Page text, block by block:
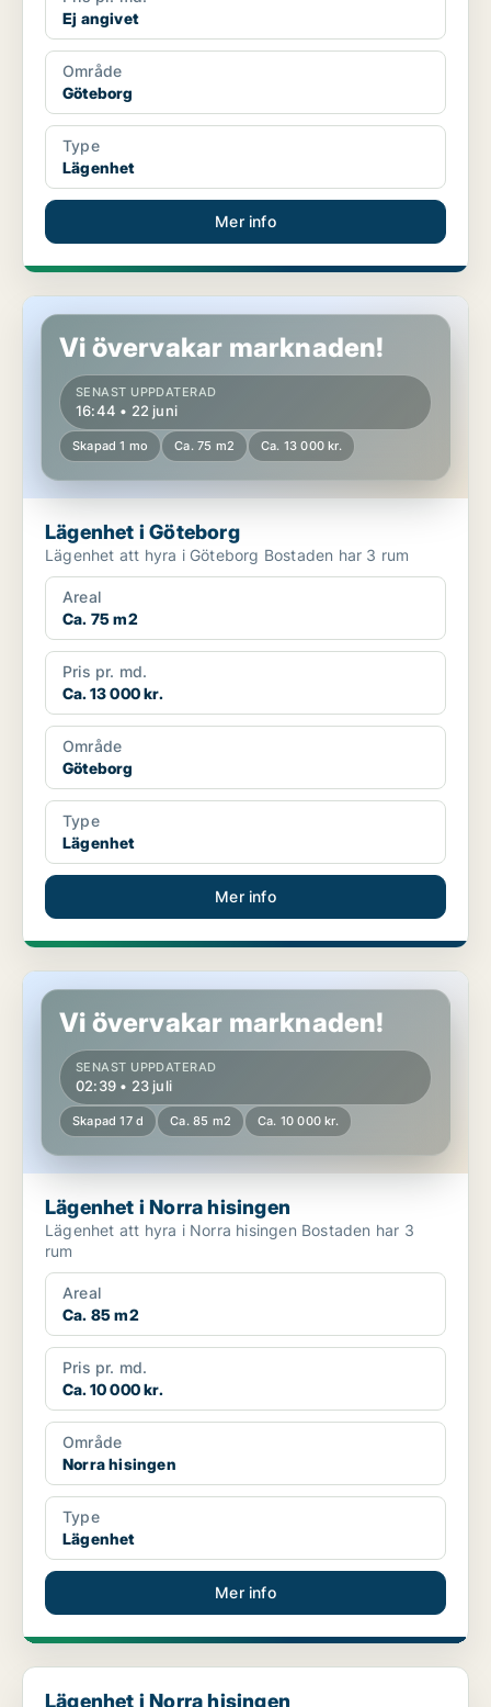
Ej angivet
Område
Göteborg
Type
Lägenhet
Mer info
Lägenhet i Göteborg
Vi övervakar marknaden!
SENAST UPPDATERAD
16:44 • 22 juni
Skapad 1 mo Ca. 75 m2 Ca. 13 000 kr.
Lägenhet i Göteborg
Lägenhet att hyra i Göteborg Bostaden har 3 rum
Areal
Ca. 75 m2
Pris pr. md.
Ca. 13 000 kr.
Område
Göteborg
Type
Lägenhet
Mer info
Lägenhet i Norra hisingen
Vi övervakar marknaden!
SENAST UPPDATERAD
02:39 • 23 juli
Skapad 17 d Ca. 85 m2 Ca. 10 000 kr.
Lägenhet i Norra hisingen
Lägenhet att hyra i Norra hisingen Bostaden har 3
rum
Areal
Ca. 85 m2
Pris pr. md.
Ca. 10 000 kr.
Område
Norra hisingen
Type
Lägenhet
Mer info
Lägenhet i Norra hisingen
Lägenhet i Norra hisingen